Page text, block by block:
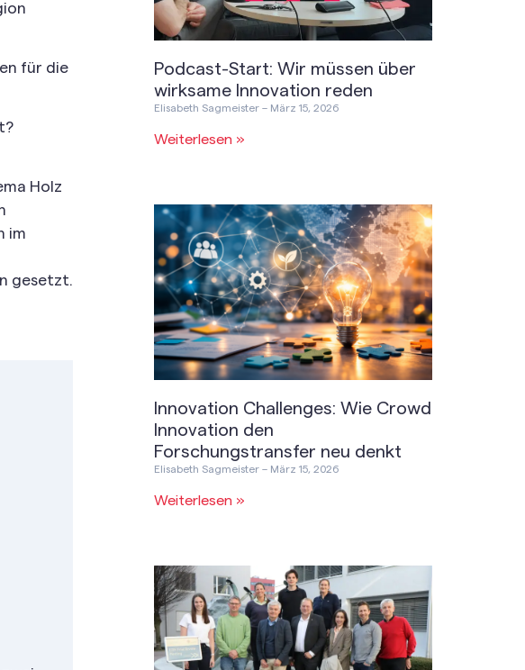
für die
Holz
im
gesetzt.
Podcast-Start: Wir müssen über
wirksame Innovation reden
Elisabeth Sagmeister März 15, 2026
Weiterlesen »
Innovation Challenges: Wie Crowd
Innovation den
Forschungstransfer neu denkt
Elisabeth Sagmeister März 15, 2026
Weiterlesen »